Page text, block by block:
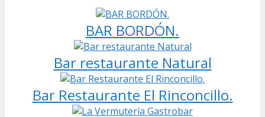
BAR BORDÓN.
Bar restaurante Natural
Bar Restaurante El Rinconcillo.